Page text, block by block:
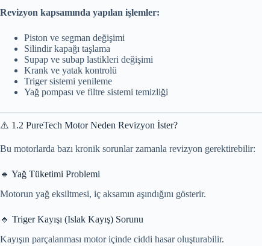
Revizyon kapsamında yapılan işlemler:
Piston ve segman değişimi
Silindir kapağı taşlama
Supap ve subap lastikleri değişimi
Krank ve yatak kontrolü
Triger sistemi yenileme
Yağ pompası ve filtre sistemi temizliği
⚠️ 1.2 PureTech Motor Neden Revizyon İster?
Bu motorlarda bazı kronik sorunlar zamanla revizyon gerektirebilir:
🔹 Yağ Tüketimi Problemi
Motorun yağ eksiltmesi, iç aksamın aşındığını gösterir.
🔹 Triger Kayışı (Islak Kayış) Sorunu
Kayışın parçalanması motor içinde ciddi hasar oluşturabilir.